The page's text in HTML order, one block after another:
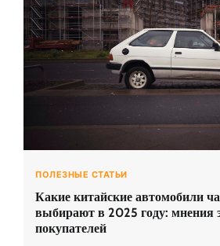
ПОЛЕЗНЫЕ СТАТЬИ
Какие китайские автомобили
выбирают в 2025 году: мнения
покупателей